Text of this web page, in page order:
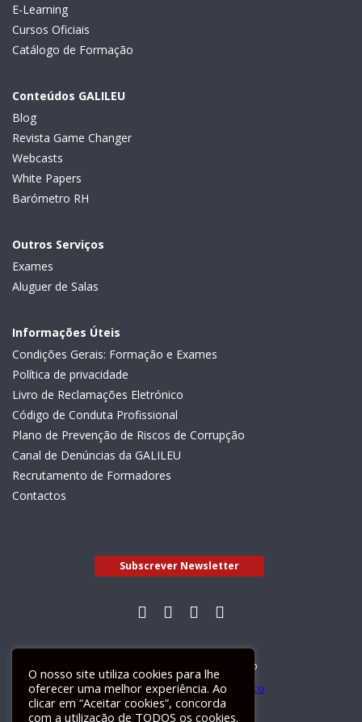
E-Learning
Cursos Oficiais
Catálogo de Formação
Conteúdos GALILEU
Blog
Revista Game Changer
Webcasts
White Papers
Barómetro RH
Outros Serviços
Exames
Aluguer de Salas
Informações Úteis
Condições Gerais: Formação e Exames
Política de privacidade
Livro de Reclamações Eletrónico
Código de Conduta Profissional
Plano de Prevenção de Riscos de Corrupção
Canal de Denúncias da GALILEU
Recrutamento de Formadores
Contactos
Subscrever Newsletter
Livro de Reclamações Electrónico
O nosso site utiliza cookies para lhe
oferecer uma melhor experiência. Ao
clicar em “Aceitar cookies”, concorda
com a utilização de TODOS os cookies.